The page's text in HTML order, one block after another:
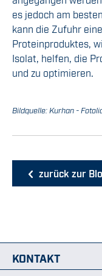
es jedoch am
kann die Zufuhr
Proteinproduktes,
Isolat, helfen, die
und zu optimieren.
Bildquelle: Kurhan -
zurück zur
KONTAKT